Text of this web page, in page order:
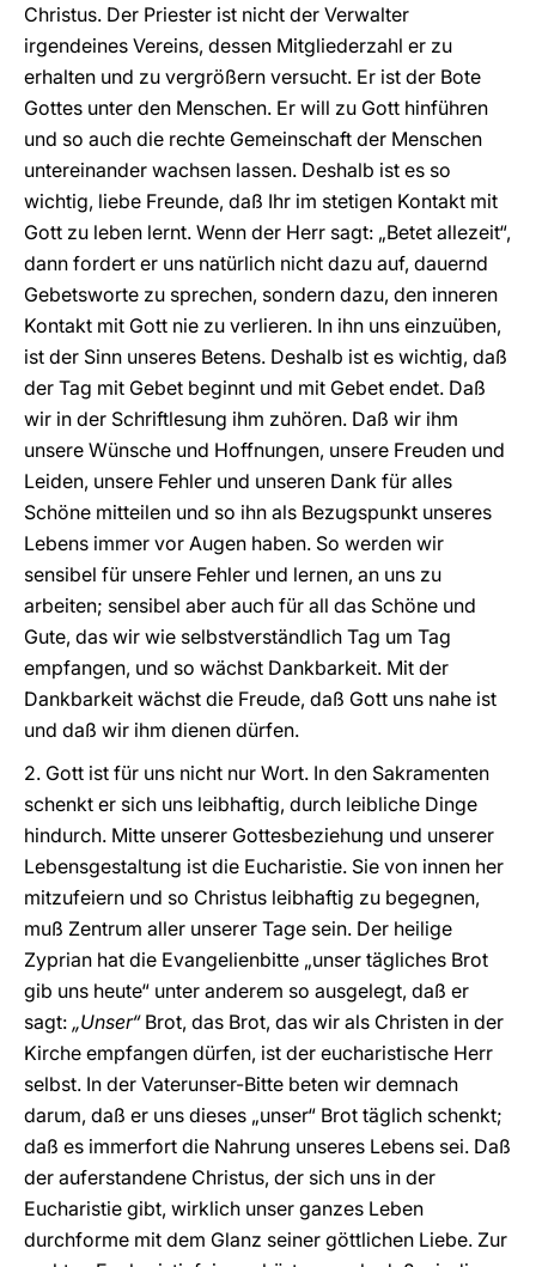
Christus. Der Priester ist nicht der Verwalter
irgendeines Vereins, dessen Mitgliederzahl er zu
erhalten und zu vergrößern versucht. Er ist der Bote
Gottes unter den Menschen. Er will zu Gott hinführen
und so auch die rechte Gemeinschaft der Menschen
untereinander wachsen lassen. Deshalb ist es so
wichtig, liebe Freunde, daß Ihr im stetigen Kontakt mit
Gott zu leben lernt. Wenn der Herr sagt: „Betet allezeit“,
dann fordert er uns natürlich nicht dazu auf, dauernd
Gebetsworte zu sprechen, sondern dazu, den inneren
Kontakt mit Gott nie zu verlieren. In ihn uns einzuüben,
ist der Sinn unseres Betens. Deshalb ist es wichtig, daß
der Tag mit Gebet beginnt und mit Gebet endet. Daß
wir in der Schriftlesung ihm zuhören. Daß wir ihm
unsere Wünsche und Hoffnungen, unsere Freuden und
Leiden, unsere Fehler und unseren Dank für alles
Schöne mitteilen und so ihn als Bezugspunkt unseres
Lebens immer vor Augen haben. So werden wir
sensibel für unsere Fehler und lernen, an uns zu
arbeiten; sensibel aber auch für all das Schöne und
Gute, das wir wie selbstverständlich Tag um Tag
empfangen, und so wächst Dankbarkeit. Mit der
Dankbarkeit wächst die Freude, daß Gott uns nahe ist
und daß wir ihm dienen dürfen.
2. Gott ist für uns nicht nur Wort. In den Sakramenten
schenkt er sich uns leibhaftig, durch leibliche Dinge
hindurch. Mitte unserer Gottesbeziehung und unserer
Lebensgestaltung ist die Eucharistie. Sie von innen her
mitzufeiern und so Christus leibhaftig zu begegnen,
muß Zentrum aller unserer Tage sein. Der heilige
Zyprian hat die Evangelienbitte „unser tägliches Brot
gib uns heute“ unter anderem so ausgelegt, daß er
sagt: „Unser“ Brot, das Brot, das wir als Christen in der
Kirche empfangen dürfen, ist der eucharistische Herr
selbst. In der Vaterunser-Bitte beten wir demnach
darum, daß er uns dieses „unser“ Brot täglich schenkt;
daß es immerfort die Nahrung unseres Lebens sei. Daß
der auferstandene Christus, der sich uns in der
Eucharistie gibt, wirklich unser ganzes Leben
durchforme mit dem Glanz seiner göttlichen Liebe. Zur